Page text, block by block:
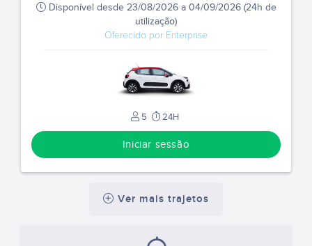
Disponível desde 23/08/2026 a 04/09/2026 (24h de
utilização)
Oferecido por Enterprise
5 24H
Iniciar sessão
Ver mais trajetos